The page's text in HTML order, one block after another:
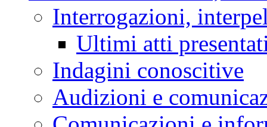
Interrogazioni,
Ultimi atti
Indagini conoscitive
Audizioni e